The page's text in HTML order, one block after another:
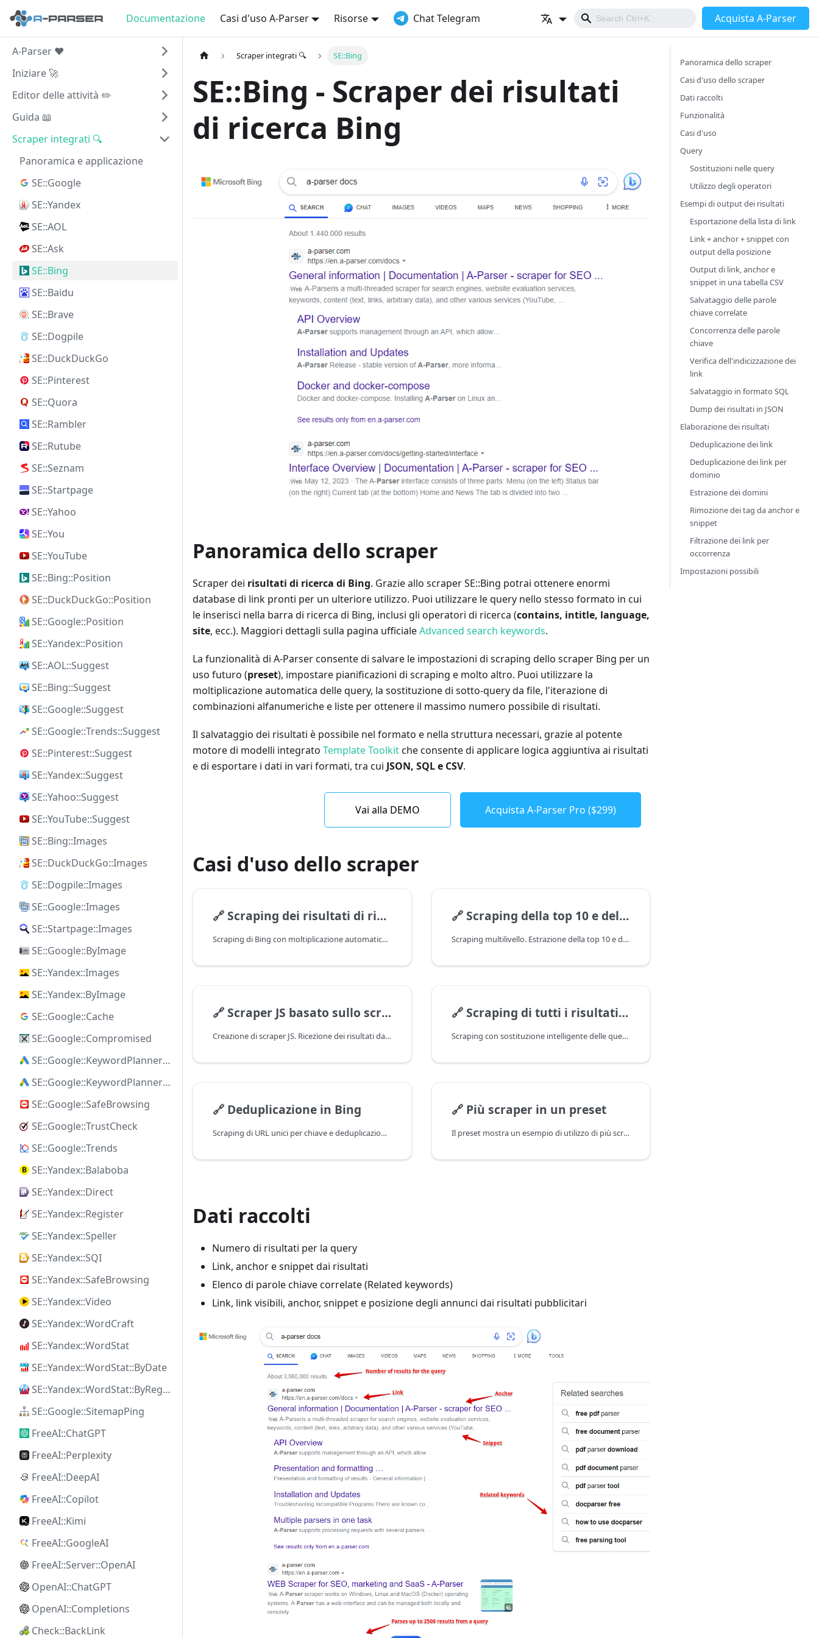
Documentazione Casi d'uso A-Parser Risorse Chat Telegram Acquista A-Parser
A-Parser ❤️
Iniziare 🚀
Editor delle attività ✏️
Guida 📖
Scraper integrati 🔍
Panoramica e applicazione
SE::Google
SE::Yandex
SE::AOL
SE::Ask
SE::Bing
SE::Baidu
SE::Brave
SE::Dogpile
SE::DuckDuckGo
SE::Pinterest
SE::Quora
SE::Rambler
SE::Rutube
SE::Seznam
SE::Startpage
SE::Yahoo
SE::You
SE::YouTube
SE::Bing::Position
SE::DuckDuckGo::Position
SE::Google::Position
SE::Yandex::Position
SE::AOL::Suggest
SE::Bing::Suggest
SE::Google::Suggest
SE::Google::Trends::Suggest
SE::Pinterest::Suggest
SE::Yandex::Suggest
SE::Yahoo::Suggest
SE::YouTube::Suggest
SE::Bing::Images
SE::DuckDuckGo::Images
SE::Dogpile::Images
SE::Google::Images
SE::Startpage::Images
SE::Google::ByImage
SE::Yandex::Images
SE::Yandex::ByImage
SE::Google::Cache
SE::Google::Compromised
SE::Google::KeywordPlanner::Ideas
SE::Google::KeywordPlanner::SearchVolume
SE::Google::SafeBrowsing
SE::Google::TrustCheck
SE::Google::Trends
SE::Yandex::Balaboba
SE::Yandex::Direct
SE::Yandex::Register
SE::Yandex::Speller
SE::Yandex::SQI
SE::Yandex::SafeBrowsing
SE::Yandex::Video
SE::Yandex::WordCraft
SE::Yandex::WordStat
SE::Yandex::WordStat::ByDate
SE::Yandex::WordStat::ByRegion
SE::Google::SitemapPing
FreeAI::ChatGPT
FreeAI::Perplexity
FreeAI::DeepAI
FreeAI::Copilot
FreeAI::Kimi
FreeAI::GoogleAI
FreeAI::Server::OpenAI
OpenAI::ChatGPT
OpenAI::Completions
Check::BackLink
Scraper integrati 🔍 SE::Bing
SE::Bing - Scraper dei risultati
di ricerca Bing
Panoramica dello scraper
Scraper dei risultati di ricerca di Bing. Grazie allo scraper SE::Bing potrai ottenere enormi
database di link pronti per un ulteriore utilizzo. Puoi utilizzare le query nello stesso formato in cui
le inserisci nella barra di ricerca di Bing, inclusi gli operatori di ricerca (contains, intitle, language,
site, ecc.). Maggiori dettagli sulla pagina ufficialeAdvanced search keywords.
La funzionalità di A-Parser consente di salvare le impostazioni di scraping dello scraper Bing per un
uso futuro (preset), impostare pianificazioni di scraping e molto altro. Puoi utilizzare la
moltiplicazione automatica delle query, la sostituzione di sotto-query da file, l'iterazione di
combinazioni alfanumeriche e liste per ottenere il massimo numero possibile di risultati.
Il salvataggio dei risultati è possibile nel formato e nella struttura necessari, grazie al potente
motore di modelli integrato Template Toolkitche consente di applicare logica aggiuntiva ai risultati
e di esportare i dati in vari formati, tra cui JSON, SQL e CSV.
Vai alla DEMO Acquista A-Parser Pro ($299)
Casi d'uso dello scraper
🔗Scraping dei risultati di ricerca di Bing
Scraping di Bing con moltiplicazione automatica delle query (Parse all results)
🔗 Scraping della top 10 e del contenuto dei tag
Scraping multilivello. Estrazione della top 10 e del contenuto dei tag title e description per questi siti
🔗Scraper JS basato sullo scraper Bing
Creazione di scraper JS. Ricezione dei risultati da uno scraper standard
🔗 Scraping di tutti i risultati in Bing
Scraping con sostituzione intelligente delle query tramite il motore di template Template Toolkit e tools.query.add
🔗 Deduplicazione in Bing
Scraping di URL unici per chiave e deduplicazione per dominio, con la possibilità di specificare il numero massimo di URL per singolo dominio
🔗 Più scraper in un preset
Il preset mostra un esempio di utilizzo di più scraper contemporaneamente
Dati raccolti
Numero di risultati per la query
Link, anchor e snippet dai risultati
Elenco di parole chiave correlate (Related keywords)
Link, link visibili, anchor, snippet e posizione degli annunci dai risultati pubblicitari
Panoramica dello scraper
Casi d'uso dello scraper
Dati raccolti
Funzionalità
Casi d'uso
Query
Sostituzioni nelle query
Utilizzo degli operatori
Esempi di output dei risultati
Esportazione della lista di link
Link + anchor + snippet con
output della posizione
Output di link, anchor e
snippet in una tabella CSV
Salvataggio delle parole
chiave correlate
Concorrenza delle parole
chiave
Verifica dell'indicizzazione dei
link
Salvataggio in formato SQL
Dump dei risultati in JSON
Elaborazione dei risultati
Deduplicazione dei link
Deduplicazione dei link per
dominio
Estrazione dei domini
Rimozione dei tag da anchor e
snippet
Filtrazione dei link per
occorrenza
Impostazioni possibili